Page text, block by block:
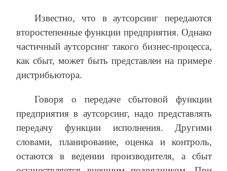
Известно, что в аутсорсинг передаются
второстепенные функции предприятия. Однако
частичный аутсорсинг такого бизнес-процесса,
как сбыт, может быть представлен на примере
дистрибьютора.
Говоря о передаче сбытовой функции
предприятия в аутсорсинг, надо представлять
передачу функции исполнения. Другими
словами, планирование, оценка и контроль,
остаются в ведении производителя, а сбыт